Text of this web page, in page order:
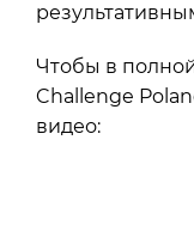
Чтобы в
Challenge
видео: